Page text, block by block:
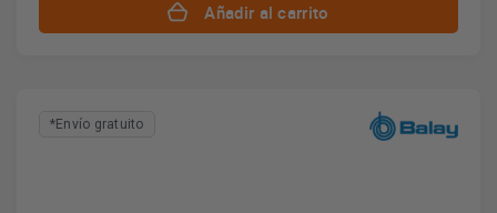
Añadir al carrito
*Envío gratuito